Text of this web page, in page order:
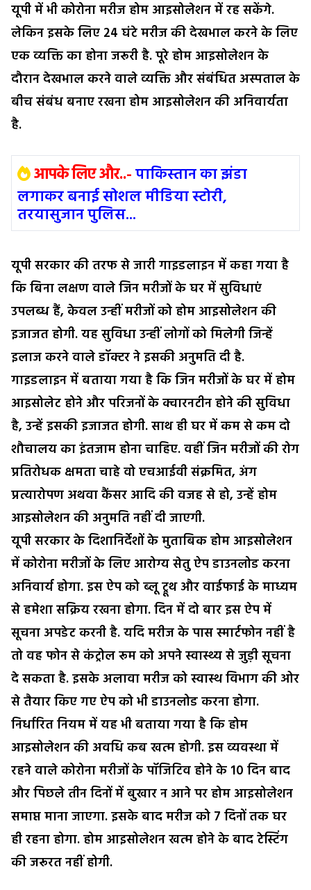
यूपी में भी कोरोना मरीज होम आइसोलेशन में रह सकेंगे.
लेकिन इसके लिए 24 घंटे मरीज की देखभाल करने के लिए
एक व्यक्ति का होना जरूरी है. पूरे होम आइसोलेशन के
दौरान देखभाल करने वाले व्यक्ति और संबंधित अस्पताल के
बीच संबंध बनाए रखना होम आइसोलेशन की अनिवार्यता
है.
आपके लिए और..-पाकिस्तान का झंडा
लगाकर बनाई सोशल मीडिया स्टोरी,
तरयासुजान पुलिस...
यूपी सरकार की तरफ से जारी गाइडलाइन में कहा गया है
कि बिना लक्षण वाले जिन मरीजों के घर में सुविधाएं
उपलब्ध हैं, केवल उन्हीं मरीजों को होम आइसोलेशन की
इजाजत होगी. यह सुविधा उन्हीं लोगों को मिलेगी जिन्हें
इलाज करने वाले डॉक्टर ने इसकी अनुमति दी है.
गाइडलाइन में बताया गया है कि जिन मरीजों के घर में होम
आइसोलेट होने और परिजनों के क्वारनटीन होने की सुविधा
है, उन्हें इसकी इजाजत होगी. साथ ही घर में कम से कम दो
शौचालय का इंतजाम होना चाहिए. वहीं जिन मरीजों की रोग
प्रतिरोधक क्षमता चाहे वो एचआईवी संक्रमित, अंग
प्रत्यारोपण अथवा कैंसर आदि की वजह से हो, उन्हें होम
आइसोलेशन की अनुमति नहीं दी जाएगी.
यूपी सरकार के दिशानिर्देशों के मुताबिक होम आइसोलेशन
में कोरोना मरीजों के लिए आरोग्य सेतु ऐप डाउनलोड करना
अनिवार्य होगा. इस ऐप को ब्लू ट्रूथ और वाईफाई के माध्यम
से हमेशा सक्रिय रखना होगा. दिन में दो बार इस ऐप में
सूचना अपडेट करनी है. यदि मरीज के पास स्मार्टफोन नहीं है
तो वह फोन से कंट्रोल रूम को अपने स्वास्थ्य से जुड़ी सूचना
दे सकता है. इसके अलावा मरीज को स्वास्थ विभाग की ओर
से तैयार किए गए ऐप को भी डाउनलोड करना होगा.
निर्धारित नियम में यह भी बताया गया है कि होम
आइसोलेशन की अवधि कब खत्म होगी. इस व्यवस्था में
रहने वाले कोरोना मरीजों के पॉजिटिव होने के 10 दिन बाद
और पिछले तीन दिनों में बुखार न आने पर होम आइसोलेशन
समाप्त माना जाएगा. इसके बाद मरीज को 7 दिनों तक घर
ही रहना होगा. होम आइसोलेशन खत्म होने के बाद टेस्टिंग
की जरूरत नहीं होगी.